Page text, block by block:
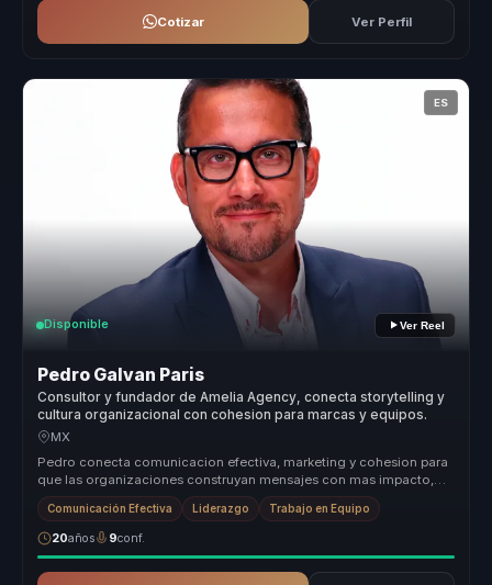
Cotizar Ver Perfil
ES
Disponible Ver Reel
Pedro Galvan Paris
Consultor y fundador de Amelia Agency, conecta storytelling y
cultura organizacional con cohesion para marcas y equipos.
MX
Pedro conecta comunicacion efectiva, marketing y cohesion para
que las organizaciones construyan mensajes con mas impacto,
mejor alineaci...
Comunicación Efectiva Liderazgo Trabajo en Equipo
20años 9conf.